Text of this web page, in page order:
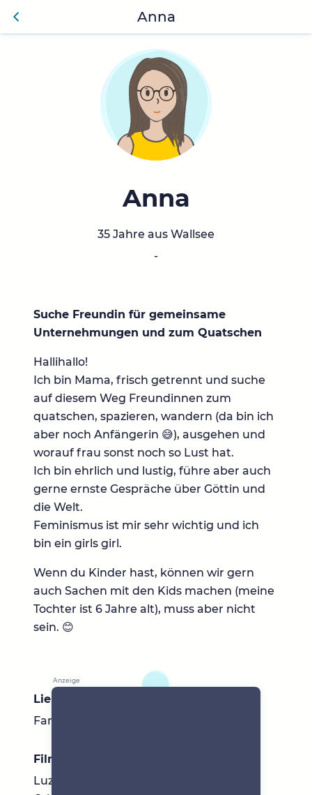
Zurü
Anna
Anna
35 Jahre aus Wallsee
-
Suche Freundin für gemeinsame
Unternehmungen und zum Quatschen
Hallihallo!
Ich bin Mama, frisch getrennt und suche
auf diesem Weg Freundinnen zum
quatschen, spazieren, wandern (da bin ich
aber noch Anfängerin 😅), ausgehen und
worauf frau sonst noch so Lust hat.
Ich bin ehrlich und lustig, führe aber auch
gerne ernste Gespräche über Göttin und
die Welt.
Feminismus ist mir sehr wichtig und ich
bin ein girls girl.
Wenn du Kinder hast, können wir gern
auch Sachen mit den Kids machen (meine
Tochter ist 6 Jahre alt), muss aber nicht
sein. 😊
Lieblingsbücher
Fantasy
Filme & Serien
Luzifer, Modern Family, New Girl, True